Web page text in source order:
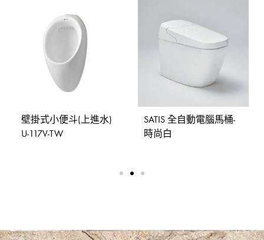
壁掛式小便斗(上進水)
U-117V-TW
SATIS 全自動電腦馬桶-
時尚白